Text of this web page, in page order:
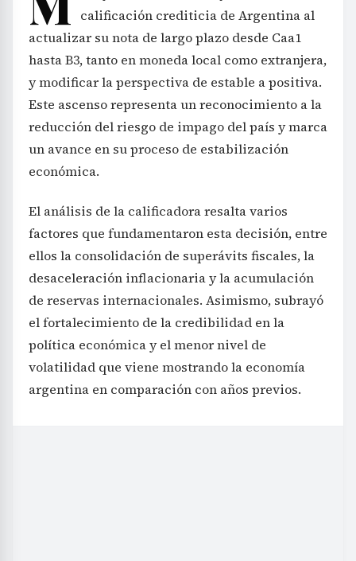
calificación crediticia de Argentina al
actualizar su nota de largo plazo desde Caa1
hasta B3, tanto en moneda local como extranjera,
y modificar la perspectiva de estable a positiva.
Este ascenso representa un reconocimiento a la
reducción del riesgo de impago del país y marca
un avance en su proceso de estabilización
económica.
El análisis de la calificadora resalta varios
factores que fundamentaron esta decisión, entre
ellos la consolidación de superávits fiscales, la
desaceleración inflacionaria y la acumulación
de reservas internacionales. Asimismo, subrayó
el fortalecimiento de la credibilidad en la
política económica y el menor nivel de
volatilidad que viene mostrando la economía
argentina en comparación con años previos.